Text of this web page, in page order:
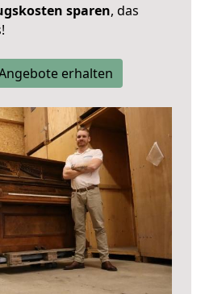
sparen, das
erhalten